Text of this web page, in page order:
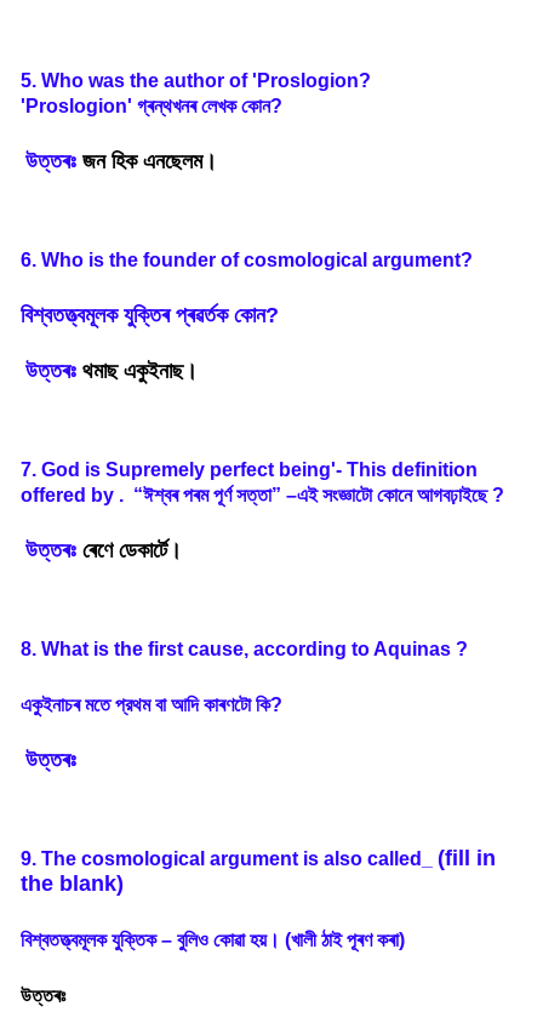
5. Who was the author of 'Proslogion?
'Proslogion' গ্ৰন্থখনৰ লেখক কোন?
উত্তৰঃ জন হিক এনছেলম।
6. Who is the founder of cosmological argument?
বিশ্বতত্ত্বমূলক যুক্তিৰ প্ৰৱৰ্তক কোন?
উত্তৰঃ থমাছ একুইনাছ।
7. God is Supremely perfect being'- This definition
offered by . “ঈশ্বৰ পৰম পূৰ্ণ সত্তা” –এই সংজ্ঞাটোকোনেআগবঢ়াইছে?
উত্তৰঃ ৰেণে ডেকাৰ্টে।
8. What is the first cause, according to Aquinas ?
একুইনাচৰ মতে প্রথম বা আদি কাৰণটো কি?
উত্তৰঃ
9. The cosmological argument is also called_ (fill in
the blank)
বিশ্বতত্ত্বমূলক যুক্তিক– বুলিও কোৱা হয়। (খালী ঠাই পূৰণ কৰা)
উত্তৰঃ